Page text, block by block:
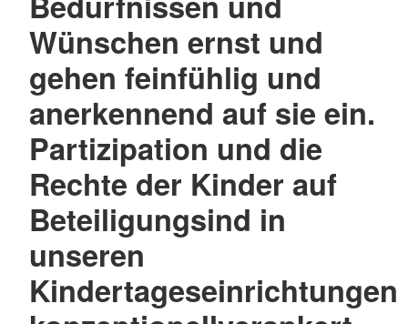
Wünschen ernst und
gehen feinfühlig und
anerkennend auf sie ein.
Partizipation und die
Rechte der Kinder auf
Beteiligungsind in
unseren
Kindertageseinrichtungen